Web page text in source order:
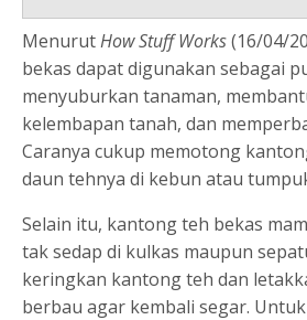
MenurutHow Stuff Works(16/04/
bekas dapat digunakan sebagai
menyuburkan tanaman,
kelembapan tanah, dan
Caranya cukup memotong
daun tehnya di kebun atau
Selain itu, kantong teh bekas
tak sedap di kulkas maupun
keringkan kantong teh dan
berbau agar kembali segar.